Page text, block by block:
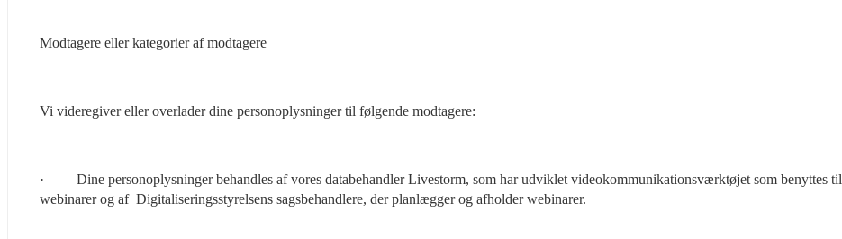
Modtagere eller kategorier af modtagere
Vi videregiver eller overlader dine personoplysninger til følgende modtagere:
·         Dine personoplysninger behandles af vores databehandler Livestorm, som har udviklet videokommunikationsværktøjet som benyttes til
webinarer og af  Digitaliseringsstyrelsens sagsbehandlere, der planlægger og afholder webinarer.